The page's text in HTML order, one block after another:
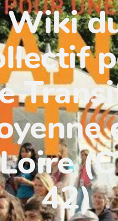
Wiki
42)